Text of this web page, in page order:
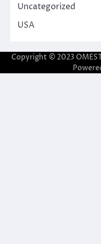
Uncategorized
USA
Copyright © 2023